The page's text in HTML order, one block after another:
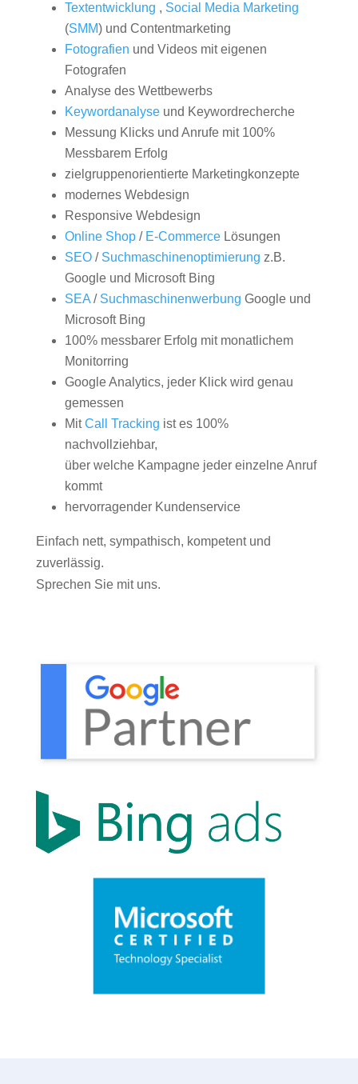
Textentwicklung , Social Media Marketing
(SMM) und Contentmarketing
Fotografien und Videos mit eigenen
Fotografen
Analyse des Wettbewerbs
Keywordanalyseund Keywordrecherche
Messung Klicks und Anrufe mit 100%
Messbarem Erfolg
zielgruppenorientierte Marketingkonzepte
modernes Webdesign
Responsive Webdesign
Online Shop/ E-CommerceLösungen
SEO/ Suchmaschinenoptimierung z.B.
Google und Microsoft Bing
SEA/ Suchmaschinenwerbung Google und
Microsoft Bing
100% messbarer Erfolg mit monatlichem
Monitorring
Google Analytics, jeder Klick wird genau
gemessen
MitCall Tracking ist es 100%
nachvollziehbar,
über welche Kampagne jeder einzelne Anruf
kommt
hervorragender Kundenservice
Einfach nett, sympathisch, kompetent und
zuverlässig.
Sprechen Sie mit uns.